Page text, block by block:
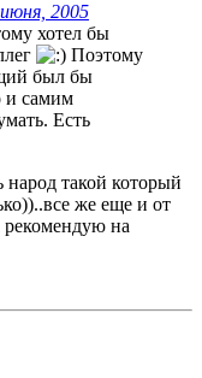
2005
хотел бы
Поэтому
был бы
и самим
Есть
народ такой который
же еще и от
рекомендую на